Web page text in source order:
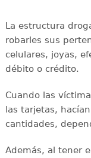
La estructura
robarles sus
celulares, joyas,
débito o crédito.
Cuando las
las tarjetas,
cantidades,
Además, al tener